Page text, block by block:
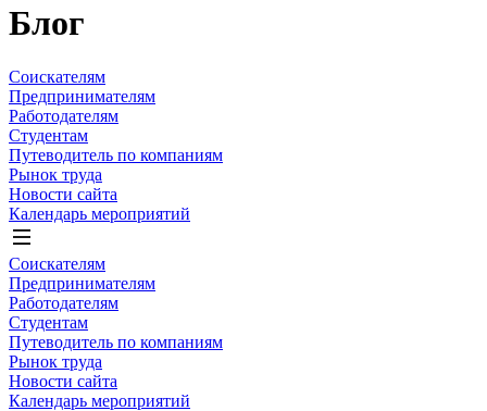
Блог
Соискателям
Предпринимателям
Работодателям
Студентам
Путеводитель по компаниям
Рынок труда
Новости сайта
Календарь мероприятий
Соискателям
Предпринимателям
Работодателям
Студентам
Путеводитель по компаниям
Рынок труда
Новости сайта
Календарь мероприятий